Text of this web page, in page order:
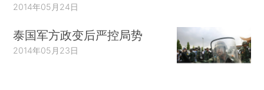
2014年05月24日
泰国军方政变后严控局势
2014年05月23日